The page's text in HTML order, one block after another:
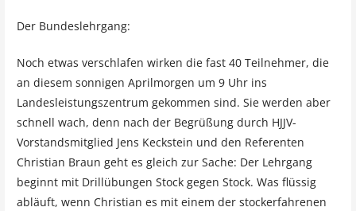
Der Bundeslehrgang:
Noch etwas verschlafen wirken die fast 40 Teilnehmer, die
an diesem sonnigen Aprilmorgen um 9 Uhr ins
Landesleistungszentrum gekommen sind. Sie werden aber
schnell wach, denn nach der Begrüßung durch HJJV-
Vorstandsmitglied Jens Keckstein und den Referenten
Christian Braun geht es gleich zur Sache: Der Lehrgang
beginnt mit Drillübungen Stock gegen Stock. Was flüssig
abläuft, wenn Christian es mit einem der stockerfahrenen